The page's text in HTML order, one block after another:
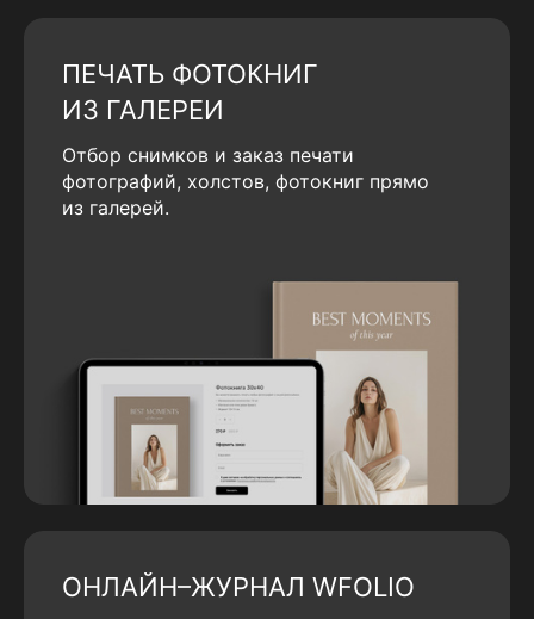
ПЕЧАТЬ ФОТОКНИГ
ИЗ ГАЛЕРЕИ
Отбор снимков и заказ печати
фотографий, холстов, фотокниг прямо
из галерей.
ОНЛАЙН–ЖУРНАЛ WFOLIO